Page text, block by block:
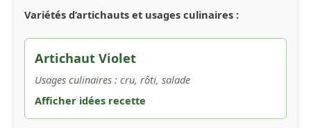
Variétés d’artichauts et usages culinaires :
Artichaut Violet
Usages culinaires : cru, rôti, salade
Afficher idées recette